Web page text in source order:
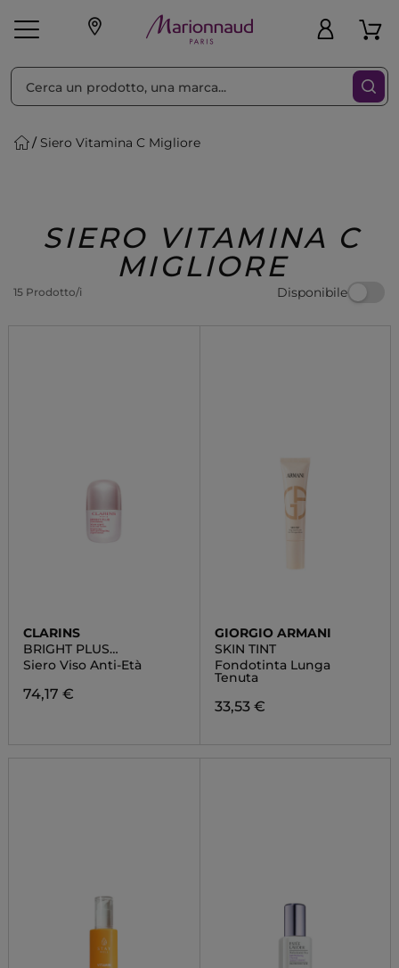
Make-up Profumi
Regalo
Siero Vitamina C Migliore
SIERO VITAMINA C
MIGLIORE
15 Prodotto/i Disponibile
Ordina per Filtra
CLARINS
BRIGHT PLUS
[ADVANCED]
Siero Viso Anti-Età
74,17 €
GIORGIO ARMANI
SKIN TINT
Fondotinta Lunga
Tenuta
33,53 €